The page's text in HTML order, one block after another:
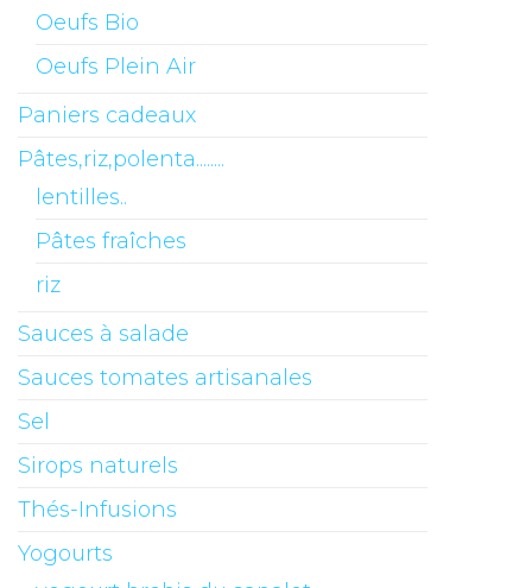
Oeufs Bio
Oeufs Plein Air
Paniers cadeaux
Pâtes,riz,polenta........
lentilles..
Pâtes fraîches
riz
Sauces à salade
Sauces tomates artisanales
Sel
Sirops naturels
Thés-Infusions
Yogourts